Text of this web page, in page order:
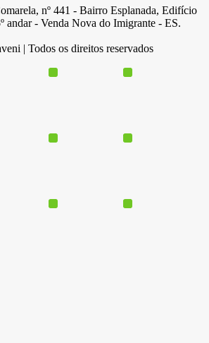
nº 441 - Bairro Esplanada, Edifício
andar - Venda Nova do Imigrante - ES.
| Todos os direitos reservados